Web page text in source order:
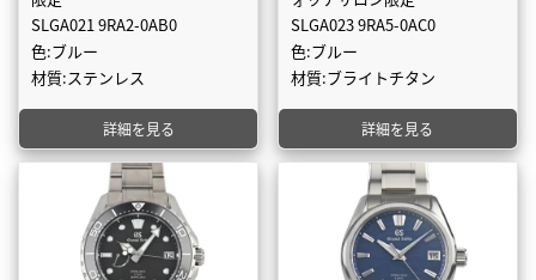
SLGA021 9RA2-0AB0
色:ブルー
材質:ステンレス
詳細を見る
SLGA023 9RA5-0AC0
色:ブルー
材質:ブライトチタン
詳細を見る